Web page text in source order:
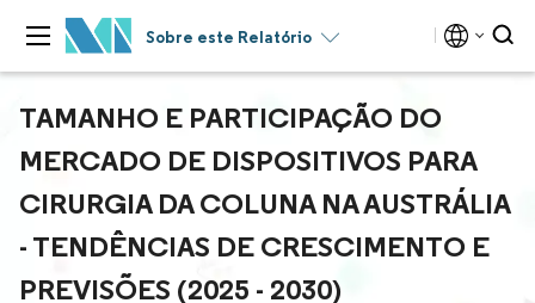
Sobre este Relatório
TAMANHO E PARTICIPAÇÃO DO
MERCADO DE DISPOSITIVOS PARA
CIRURGIA DA COLUNA NA AUSTRÁLIA
- TENDÊNCIAS DE CRESCIMENTO E
PREVISÕES (2025 - 2030)